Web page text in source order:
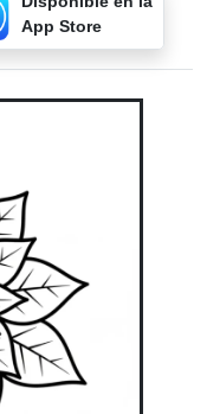
App Store